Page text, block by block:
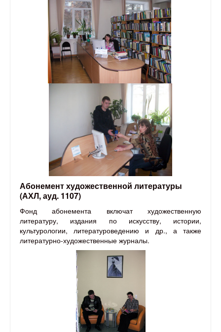
Абонемент художественной литературы
(АХЛ, ауд. 1107)
Фонд абонемента включат художественную
литературу, издания по искусству, истории,
культурологии, литературоведению и др., а также
литературно-художественные журналы.